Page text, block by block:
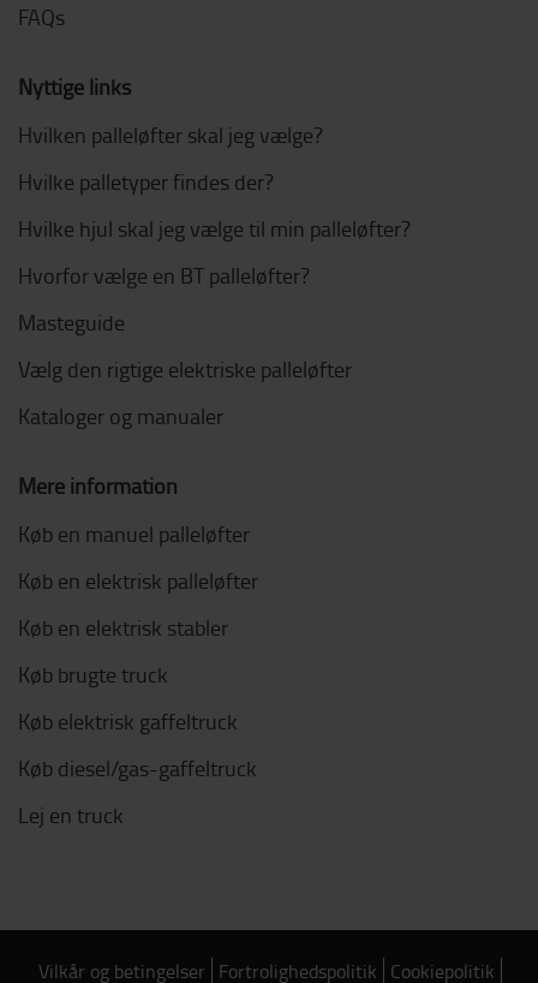
FAQs
Nyttige links
Hvilken palleløfter skal jeg vælge?
Hvilke palletyper findes der?
Hvilke hjul skal jeg vælge til min palleløfter?
Hvorfor vælge en BT palleløfter?
Masteguide
Vælg den rigtige elektriske palleløfter
Kataloger og manualer
Mere information
Køb en manuel palleløfter
Køb en elektrisk palleløfter
Køb en elektrisk stabler
Køb brugte truck
Køb elektrisk gaffeltruck
Køb diesel/gas-gaffeltruck
Lej en truck
Vilkår og betingelser Fortrolighedspolitik Cookiepolitik